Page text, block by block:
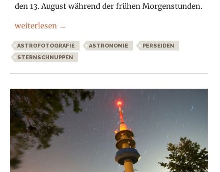
den 13. August während der frühen Morgenstunden.
Perseiden Sternschnuppen 2020
weiterlesen →
ASTROFOTOGRAFIE ASTRONOMIE
PERSEIDEN
STERNSCHNUPPEN